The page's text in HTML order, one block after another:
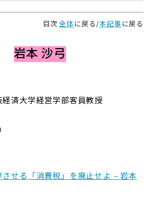
目次全体に戻る/本記事 に戻る
岩本 沙弓
済大学経営学部客員教授
させる「消費税」を廃止せよ – 岩本